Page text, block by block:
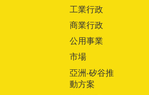
工業行政
商業行政
公用事業
市場
亞洲‧矽谷推
動方案